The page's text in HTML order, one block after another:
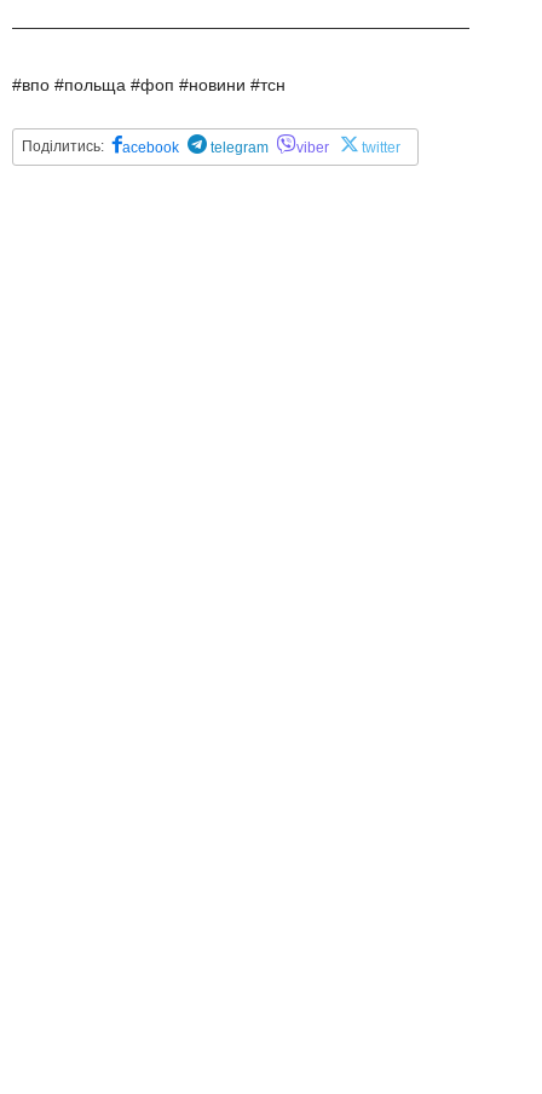
———————————————————————————
#впо #польща #фоп #новини #тсн
Поділитись: acebook telegram viber twitter